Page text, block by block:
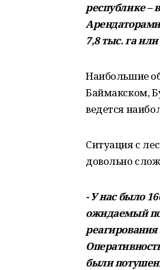
республике –
7,8 тыс. га
Наибольшие
Баймакском,
ведется
Ситуация с
довольно
- У нас было
ожидаемый по
реагирования
были